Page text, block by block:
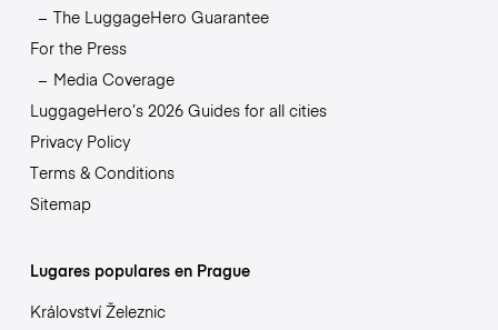
The LuggageHero Guarantee
For the Press
Media Coverage
LuggageHero’s 2026 Guides for all cities
Privacy Policy
Terms & Conditions
Sitemap
Lugares populares en Prague
Království Železnic